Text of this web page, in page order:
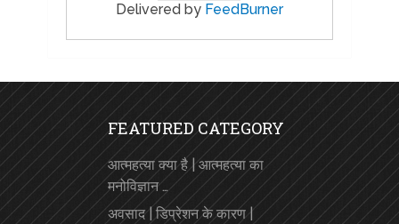
Delivered by FeedBurner
FEATURED CATEGORY
आत्महत्या क्या है | आत्महत्या का
मनोविज्ञान …
अवसाद | डिप्रेशन के कारण |